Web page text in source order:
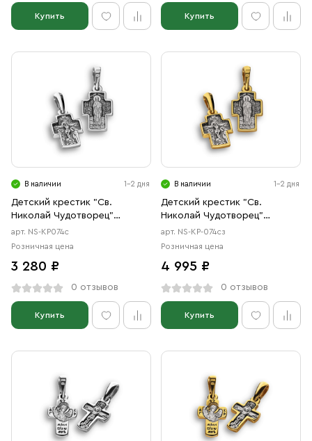
Купить Купить
В наличии 1-2 дня
Детский крестик "Св.
Николай Чудотворец"
серебро
арт. NS-КР074с
Розничная цена
3 280 ₽
0 отзывов
Купить
В наличии 1-2 дня
Детский крестик "Св.
Николай Чудотворец"
серебро/золото
арт. NS-КР-074сз
Розничная цена
4 995 ₽
0 отзывов
Купить